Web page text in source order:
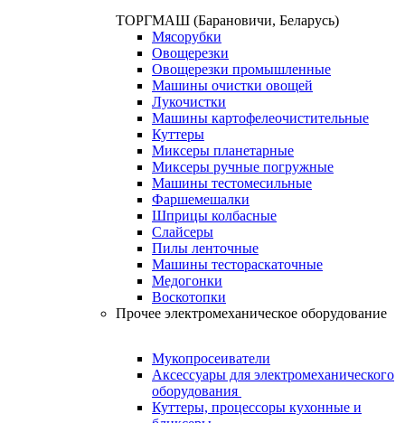
ТОРГМАШ (Барановичи, Беларусь)
Мясорубки
Овощерезки
Овощерезки промышленные
Машины очистки овощей
Лукочистки
Машины картофелеочистительные
Куттеры
Миксеры планетарные
Миксеры ручные погружные
Машины тестомесильные
Фаршемешалки
Шприцы колбасные
Слайсеры
Пилы ленточные
Машины тестораскаточные
Медогонки
Воскотопки
Прочее электромеханическое оборудование
Мукопросеиватели
Аксессуары для электромеханического
оборудования
Куттеры, процессоры кухонные и